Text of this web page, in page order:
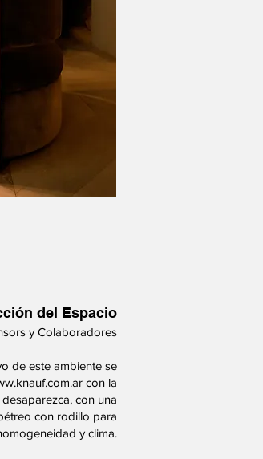
del Espacio
y Colaboradores
de este ambiente se
con la
con una
con rodillo para
y clima.